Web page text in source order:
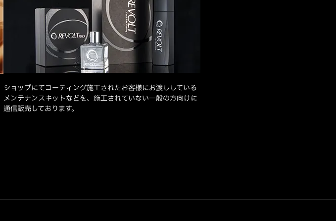
ショップにてコーティング施工されたお客様にお渡ししている
メンテナンスキットなどを、施工されていない一般の方向けに
通信販売しております。